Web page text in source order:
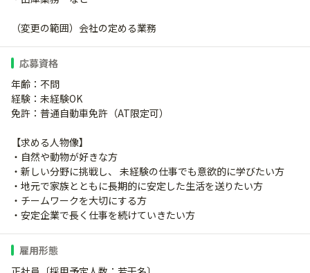
（変更の範囲）会社の定める業務
応募資格
年齢：不問
経験：未経験OK
免許：普通自動車免許（AT限定可）
【求める人物像】
・自然や動物が好きな方
・新しい分野に挑戦し、 未経験の仕事でも意欲的に学びたい方
・地元で家族とともに長期的に安定した生活を送りたい方
・チームワークを大切にする方
・安定企業で長く仕事を続けていきたい方
雇用形態